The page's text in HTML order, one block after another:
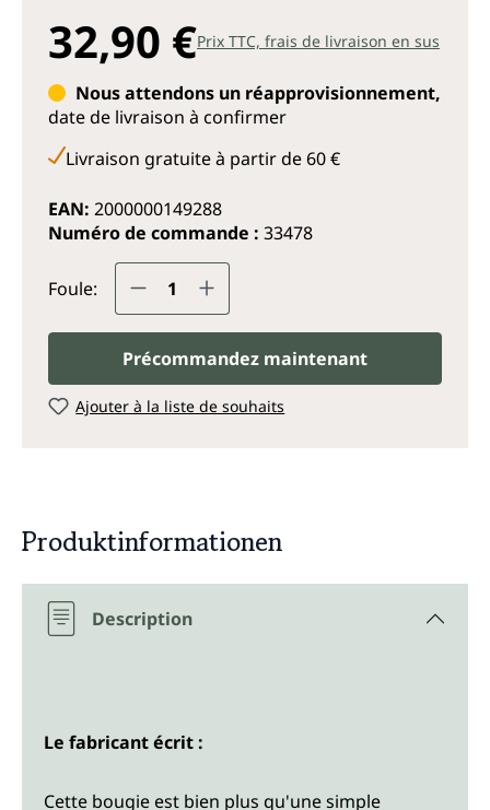
32,90 €Prix TTC, frais de livraison en sus
Nous attendons un réapprovisionnement,
date de livraison à confirmer
Livraison gratuite à partir de 60 €
EAN: 2000000149288
Numéro de commande : 33478
Foule: Quantité de produit : Entrez la
Précommandez maintenant
Ajouter à la liste de souhaits
Produktinformationen
Description
Le fabricant écrit :
Cette bougie est bien plus qu'une simple